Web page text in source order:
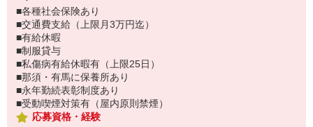
■各種社会保険あり
■交通費支給（上限月3万円迄）
■有給休暇
■制服貸与
■私傷病有給休暇有（上限25日）
■那須・有馬に保養所あり
■永年勤続表彰制度あり
■受動喫煙対策有（屋内原則禁煙）
応募資格・経験